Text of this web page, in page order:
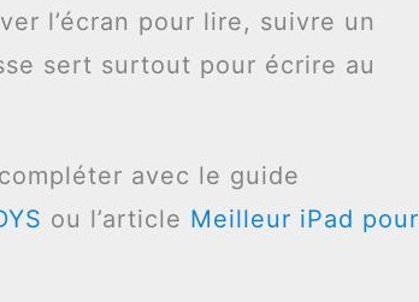
l’écran pour lire, suivre un
sert surtout pour écrire au
avec le guide
ou l’article Meilleur iPad pour